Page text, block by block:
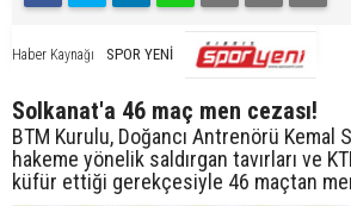
Haber Kaynağı SPOR YENİ
Solkanat'a 46 maç men cezası!
BTM Kurulu, Doğancı Antrenörü Kemal
hakeme yönelik saldırgan tavırları ve
küfür ettiği gerekçesiyle 46 maçtan